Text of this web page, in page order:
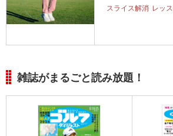
スライス解消 レッ
雑誌がまるごと読み放題！